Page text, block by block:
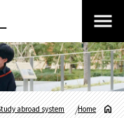
Home
abroad system